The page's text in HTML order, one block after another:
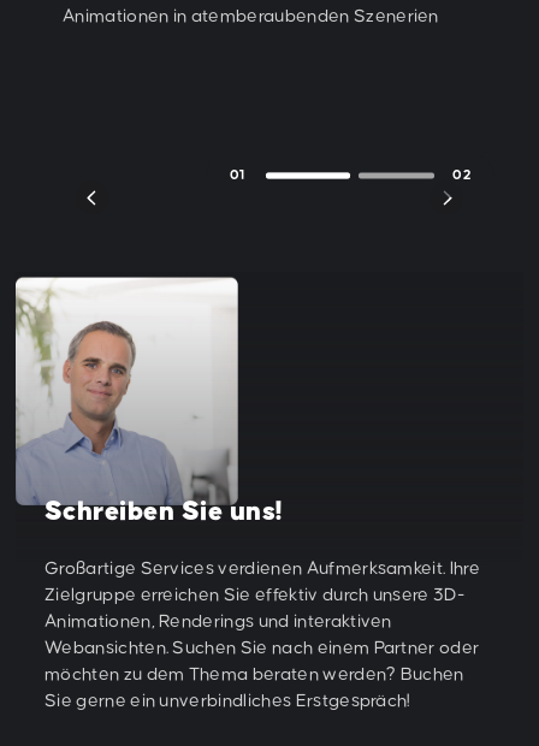
Animationen in atemberaubenden Szenerien
01 02
Schreiben Sie uns!
Großartige Services verdienen Aufmerksamkeit. Ihre
Zielgruppe erreichen Sie effektiv durch unsere 3D-
Animationen, Renderings und interaktiven
Webansichten. Suchen Sie nach einem Partner oder
möchten zu dem Thema beraten werden? Buchen
Sie gerne ein unverbindliches Erstgespräch!
Schreiben Sie uns!
Großartige Services verdienen Aufmerksamkeit. Ihre
Zielgruppe erreichen Sie effektiv durch unsere 3D-
Animationen, Renderings und interaktiven
Webansichten. Suchen Sie nach einem Partner oder
möchten zu dem Thema beraten werden? Buchen
Sie gerne ein unverbindliches Erstgespräch!
Schreiben Sie uns!
Großartige Services verdienen Aufmerksamkeit. Ihre
Zielgruppe erreichen Sie effektiv durch unsere 3D-
Animationen, Renderings und interaktiven
Webansichten. Suchen Sie nach einem Partner oder
möchten zu dem Thema beraten werden? Buchen
Sie gerne ein unverbindliches Erstgespräch!